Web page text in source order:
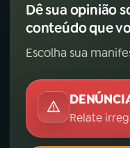
Dê sua opinião
conteúdo que
Escolha sua
Relate